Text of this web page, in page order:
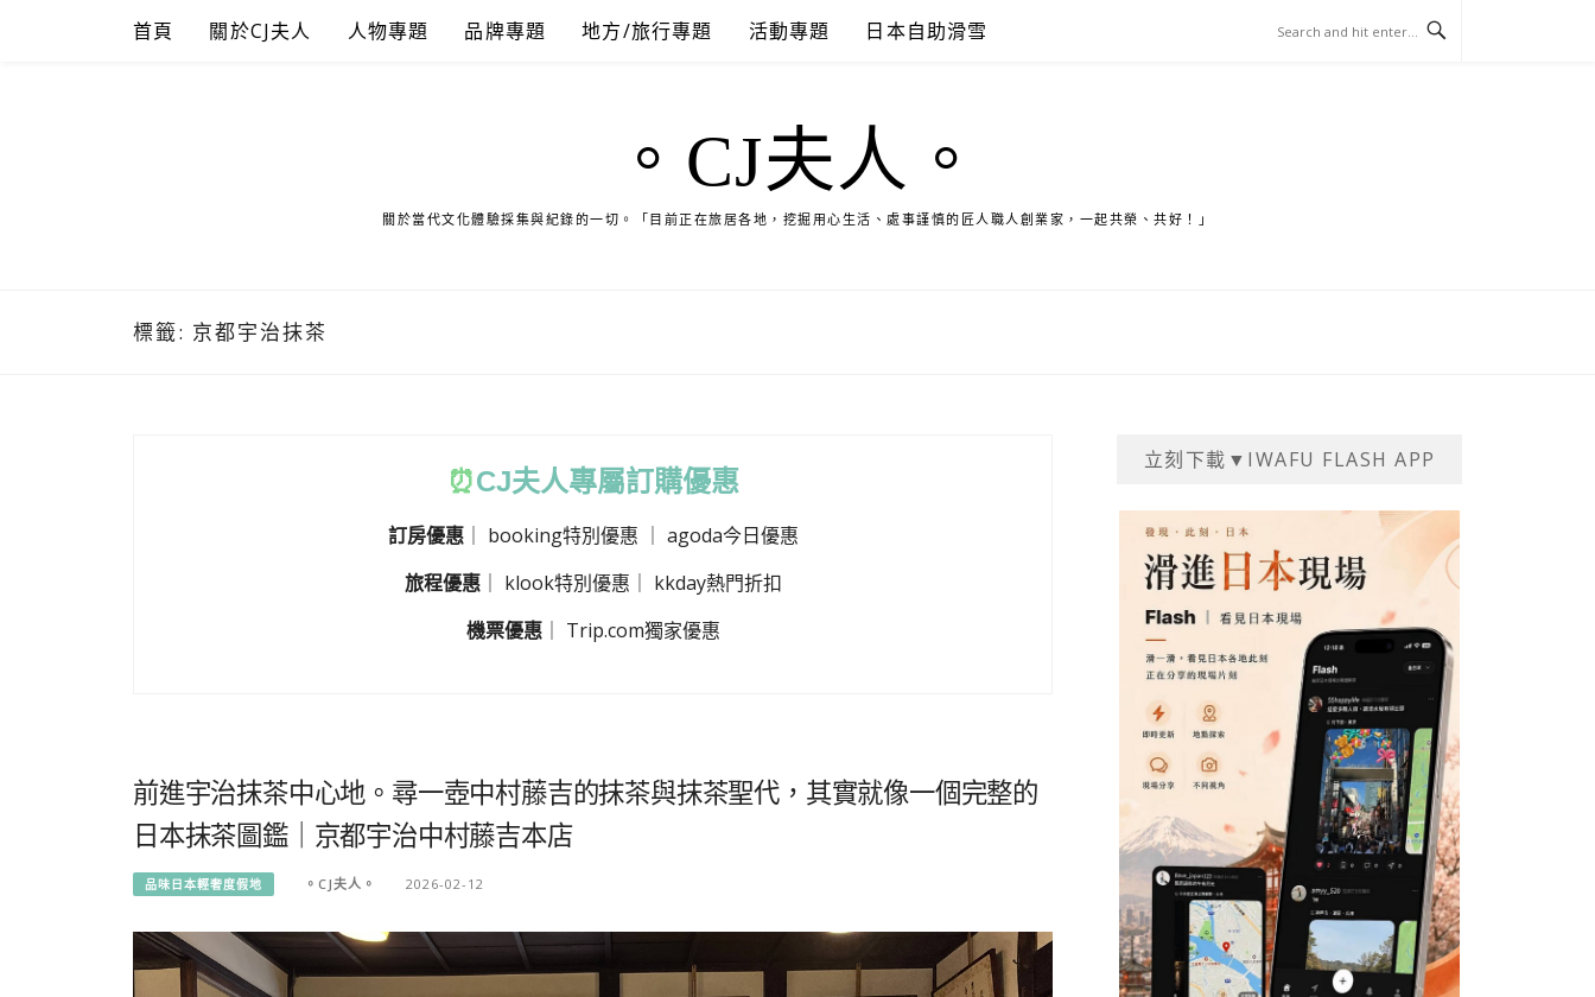
首頁 關於CJ夫人 人物專題 品牌專題 地方/旅行專題 活動專題 日本自助滑雪
。CJ夫人。
關於當代文化體驗採集與紀錄的一切。「目前正在旅居各地，挖掘用心生活、處事謹慎的匠人職人創業家，一起共榮、共好！」
標籤: 京都宇治抹茶
⏰CJ夫人專屬訂購優惠
訂房優惠｜ booking特別優惠
agoda今日優惠
旅程優惠｜ klook特別優惠
kkday熱門折扣
機票優惠｜ Trip.com獨家優惠
前進宇治抹茶中心地。尋一壺中村藤吉的抹茶與抹茶聖代，其實就像一個完整的
日本抹茶圖鑑｜京都宇治中村藤吉本店
品味日本輕奢度假地 。CJ夫人。 2026-02-12
立刻下載▼IWAFU FLASH APP